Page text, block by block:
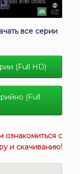
все серии
(Full HD)
(Full
ознакомиться с
и скачиванию!